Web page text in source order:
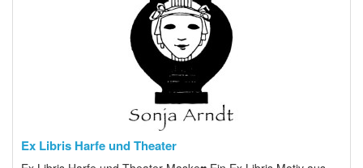
Ex Libris Harfe und Theater